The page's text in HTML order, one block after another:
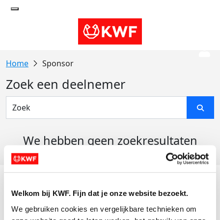
Welkom bij KWF. Fijn dat je onze website bezoekt.
We gebruiken cookies en vergelijkbare technieken om
Sponsor
Zoek een deelnemer
We hebben geen zoekresultaten
Actiematerialen
Evenementen